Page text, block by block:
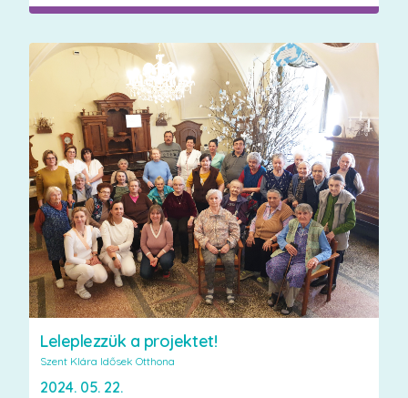
Leleplezzük a projektet!
Szent Klára Idősek Otthona
2024. 05. 22.